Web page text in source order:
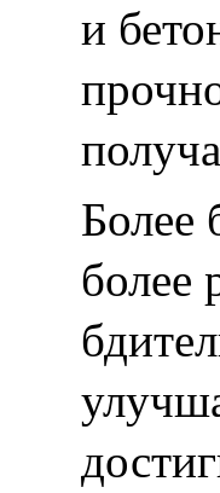
и
Более
более